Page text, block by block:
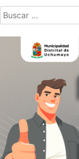
Buscar: